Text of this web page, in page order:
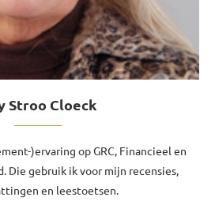
Stroo Cloeck
)ervaring op GRC, Financieel en
Die gebruik ik voor mijn recensies,
en leestoetsen.